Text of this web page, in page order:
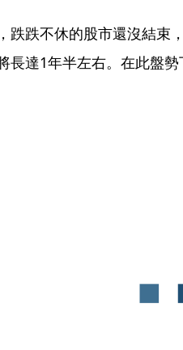
跌跌不休的股市還沒結束
長達1年半左右。在此盤